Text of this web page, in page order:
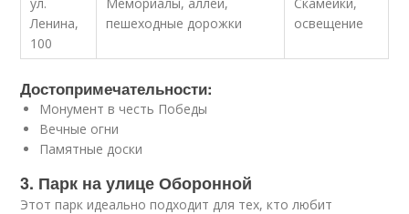
Ленина,
100
пешеходные дорожки
освещение
Достопримечательности:
Монумент в честь Победы
Вечные огни
Памятные доски
3. Парк на улице Оборонной
Этот парк идеально подходит для тех, кто любит